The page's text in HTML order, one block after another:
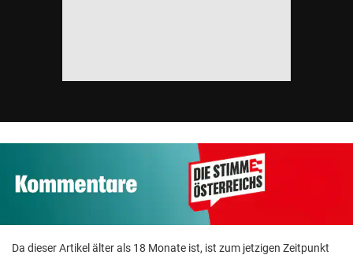
Da dieser Artikel älter als 18 Monate ist, ist zum jetzigen Zeitpunkt